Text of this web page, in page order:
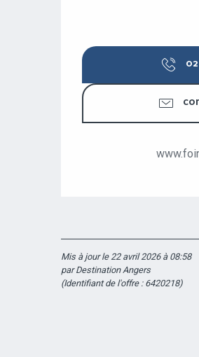
Mis à jour le 22 avril 2026 à 08:58
par Destination Angers
(Identifiant de l'offre : 6420218)